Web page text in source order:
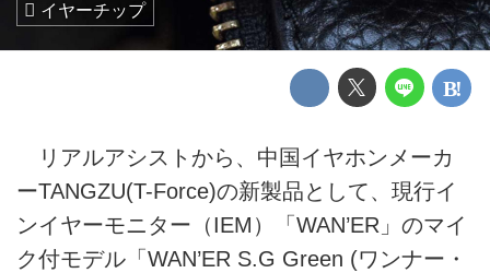
イヤーチップ
リアルアシストから、中国イヤホンメーカ
ーTANGZU(T-Force)の新製品として、現行イ
ンイヤーモニター（IEM）「WAN’ER」のマイ
ク付モデル「WAN’ER S.G Green (ワンナー・